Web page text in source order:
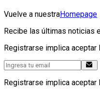
Vuelve a nuestraHomepage
Recibe las últimas noticias
Registrarse implica aceptar
Registrarse implica aceptar